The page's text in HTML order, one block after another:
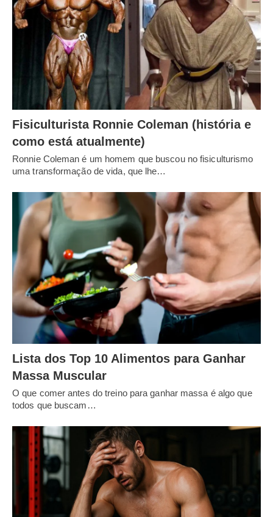
Fisiculturista Ronnie Coleman (história e
como está atualmente)
Ronnie Coleman é um homem que buscou no fisiculturismo
uma transformação de vida, que lhe…
Lista dos Top 10 Alimentos para Ganhar
Massa Muscular
O que comer antes do treino para ganhar massa é algo que
todos que buscam…